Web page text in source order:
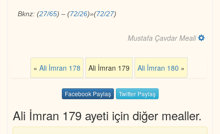
Bknz: (27/65) – (72/26)»(72/27)
Mustafa Çavdar Meali
« Ali İmran 178 Ali İmran 179 Ali İmran 180 »
Facebook Paylaş Twitter Paylaş
Ali İmran 179 ayeti için diğer mealler.